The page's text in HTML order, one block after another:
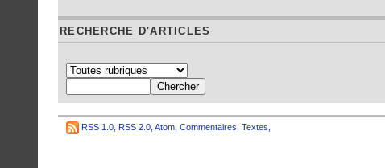
RECHERCHE D'ARTICLES
RSS 1.0 RSS 2.0 Atom Commentaires Textes